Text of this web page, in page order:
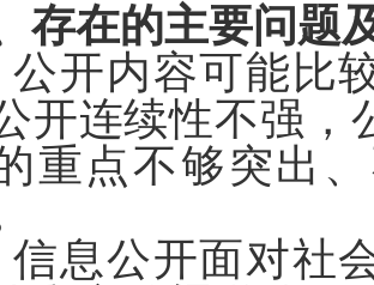
存在的主要问题
公开内容可能比
开连续性不强，
重点不够突出
信息公开面对社